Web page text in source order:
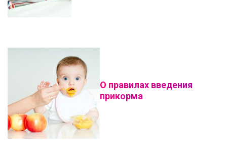
О правилах введения
прикорма